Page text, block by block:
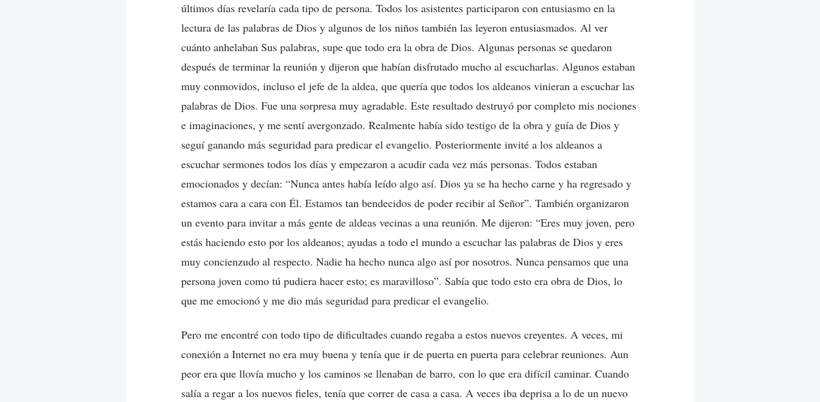
últimos días revelaría cada tipo de persona. Todos los asistentes participaron con entusiasmo en la
lectura de las palabras de Dios y algunos de los niños también las leyeron entusiasmados. Al ver
cuánto anhelaban Sus palabras, supe que todo era la obra de Dios. Algunas personas se quedaron
después de terminar la reunión y dijeron que habían disfrutado mucho al escucharlas. Algunos estaban
muy conmovidos, incluso el jefe de la aldea, que quería que todos los aldeanos vinieran a escuchar las
palabras de Dios. Fue una sorpresa muy agradable. Este resultado destruyó por completo mis nociones
e imaginaciones, y me sentí avergonzado. Realmente había sido testigo de la obra y guía de Dios y
seguí ganando más seguridad para predicar el evangelio. Posteriormente invité a los aldeanos a
escuchar sermones todos los días y empezaron a acudir cada vez más personas. Todos estaban
emocionados y decían: “Nunca antes había leído algo así. Dios ya se ha hecho carne y ha regresado y
estamos cara a cara con Él. Estamos tan bendecidos de poder recibir al Señor”. También organizaron
un evento para invitar a más gente de aldeas vecinas a una reunión. Me dijeron: “Eres muy joven, pero
estás haciendo esto por los aldeanos; ayudas a todo el mundo a escuchar las palabras de Dios y eres
muy concienzudo al respecto. Nadie ha hecho nunca algo así por nosotros. Nunca pensamos que una
persona joven como tú pudiera hacer esto; es maravilloso”. Sabía que todo esto era obra de Dios, lo
que me emocionó y me dio más seguridad para predicar el evangelio.
Pero me encontré con todo tipo de dificultades cuando regaba a estos nuevos creyentes. A veces, mi
conexión a Internet no era muy buena y tenía que ir de puerta en puerta para celebrar reuniones. Aun
peor era que llovía mucho y los caminos se llenaban de barro, con lo que era difícil caminar. Cuando
salía a regar a los nuevos fieles, tenía que correr de casa a casa. A veces iba deprisa a lo de un nuevo